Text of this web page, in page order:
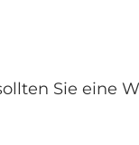
Sie eine